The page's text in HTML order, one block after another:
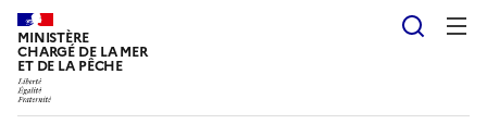
MINISTÈRE
CHARGÉ DE LA MER
ET DE LA PÊCHE